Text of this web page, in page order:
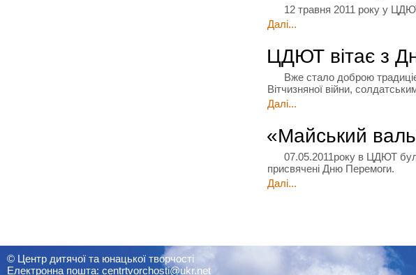
12 травня 2011 року у ЦДЮТ
Далі...
ЦДЮТ вітає з
Вже стало доброю
Вітчизняної війни,
Далі...
«Майський
07.05.2011року в ЦДЮТ були
присвячені Дню Перемоги.
Далі...
© Центр дитячої та юнацької творчості
Електронна пошта: centrtvorchosti@ukr.net